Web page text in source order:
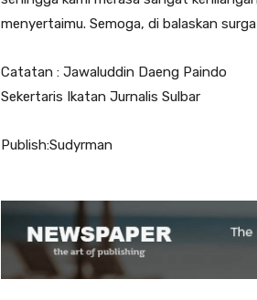
menyertaimu. Semoga, di balaskan
Catatan : Jawaluddin Daeng Paindo
Sekertaris Ikatan Jurnalis Sulbar
Publish:Sudyrman